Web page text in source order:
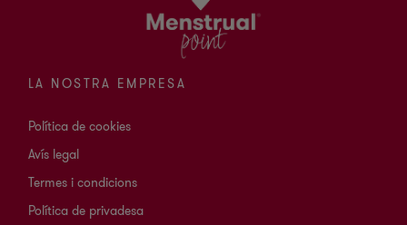
LA NOSTRA EMPRESA
Política de cookies
Avís legal
Termes i condicions
Política de privadesa